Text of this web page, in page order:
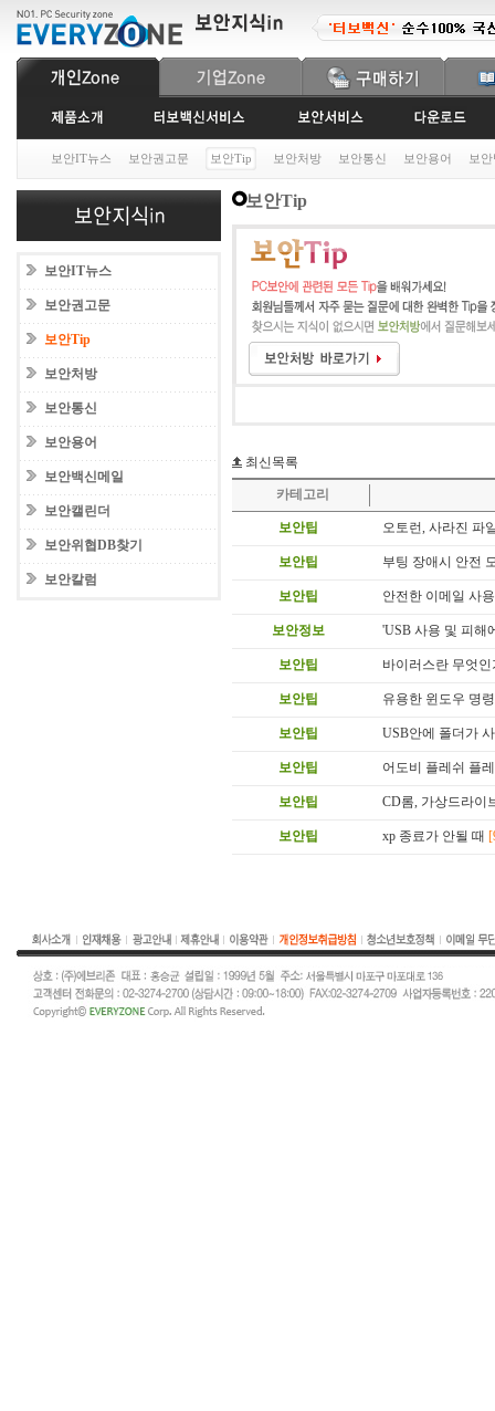
보안IT뉴스 보안권고문 보안Tip 보안처방 보안통신 보안용어 보
보안IT뉴스
보안권고문
보안Tip
보안처방
보안통신
보안용어
보안백신메일
보안캘린더
보안위협DB찾기
보안칼럼
보안Tip
최신목록
카테고리
보안팁 오토런, 사라진 파
보안팁 부팅 장애시 안전
보안팁 안전한 이메일 사
보안정보 'USB 사용 및 피해
보안팁 바이러스란 무엇인
보안팁 유용한 윈도우 명
보안팁 USB안에 폴더가
보안팁 어도비 플레쉬 플
보안팁 CD롬, 가상드라이
보안팁 xp 종료가 안될 때